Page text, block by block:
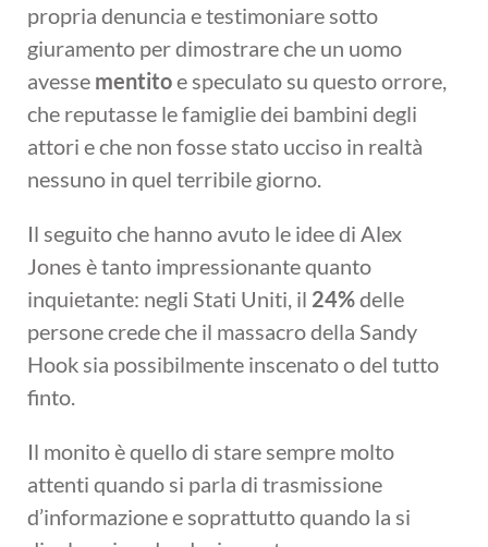
propria denuncia e testimoniare sotto
giuramento per dimostrare che un uomo
avesse mentitoe speculato su questo orrore,
che reputasse le famiglie dei bambini degli
attori e che non fosse stato ucciso in realtà
nessuno in quel terribile giorno.
Il seguito che hanno avuto le idee di Alex
Jones è tanto impressionante quanto
inquietante: negli Stati Uniti, il 24%delle
persone crede che il massacro della Sandy
Hook sia possibilmente inscenato o del tutto
finto.
Il monito è quello di stare sempre molto
attenti quando si parla di trasmissione
d’informazione e soprattutto quando la si